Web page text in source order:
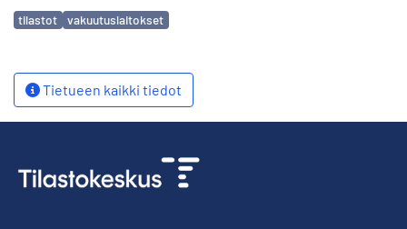
Avainsanat
tilastot vakuutuslaitokset
Tietueen kaikki tiedot